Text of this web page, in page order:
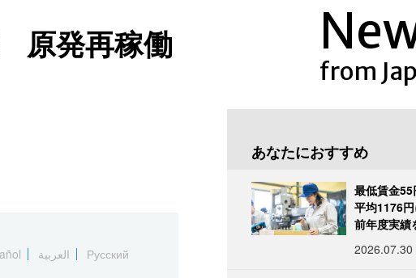
Français
原発再稼働
العربية Русский
from
あなたにおすすめ
最低賃金
平均1176
前年度実績
2026.07.30